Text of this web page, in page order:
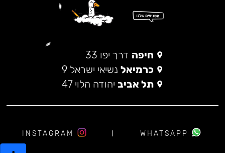
חיפה דרך יפו 33
כרמיאל נשיאי ישראל 9
תל אביב יהודה הלוי 47
WHATSAPP
INSTAGRAM